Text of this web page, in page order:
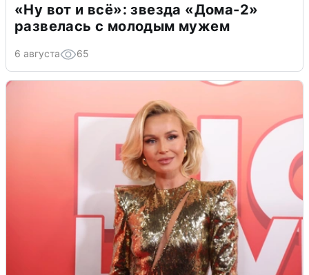
«Ну вот и всё»: звезда «Дома-2»
развелась с молодым мужем
6 августа 65